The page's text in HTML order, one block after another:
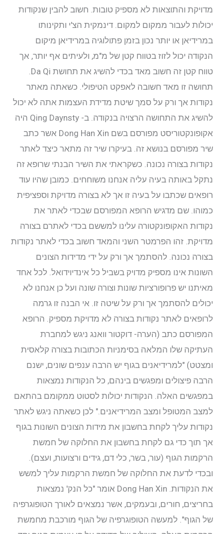
מדויקת והתוצאות לא מספיק טובות. חשוב להבין שנקודות
יכולות לעבור ממקום למקום. דינמקית הצ'י ותקינותו
במרידיאן או יותר נכון בזמן פתולוגיה במרידיאן מיקום
הנקודה יכול לזוז בטווח קטן של מ"מ, ולעיתים אף יותר, אך
טווח קטן זה חשוב מאד בכדי להשיג את תחושת Da Qi.
תחושה זו מאד חשובה לאפקט הטיפולי. כשאתה מאתר
נקודות אך ורק על סמך שיטת מדידת העצמות אתה לא יכול
להשיג את התחושה הרצויה בנקודה. ב- Qing Daynsty היה
אקופונקטוריסט מפורסם בשם Dong Han Xin אשר כתב
שיר מפורסם בנושא זה. בעיקרו שיר זה מתאר כיצד לאתר
נקודות בצורה נכונה. כשקראתי את השיר הבנתי שרופא זה
נתקל באותה בעיה עליה אנחנו משוחחים. כמובן שהיו עוד
רופאים שכתבו על בעיה זו אך לא בצורה מדויקת וספציפית
כמוהו. שם מדגיש הרופא המפורסם שבכדי לאתר את
נקודות האקופונקטורה עלינו למששם בכדי לאתרם בצורה
מדויקת. זהו הפרמטר השני והמאד חשוב בכדי לאתר נקודות
בצורה נכונה. להסתמך אך ורק על ידי מדידות הצונים
השונות אינו מספיק מדויק בשביל כל אינדיוידואל. לכל אחד
מאיתנו יש פרופורציות שונות וצורה שונה ועל כן אנחנו לא
יכולים להסתמך אך ורק על שיטה זו. אי הבנה זו גרמה
לרופאים לאתר נקודות בצורה לא מדויקת מספיק. הרופא
המפורסם כתב (הערה- דוקטור וואנג ניגש למחברת
העתיקה שלו המלאה בסימניות הכתובות בצורה קלאסית
ומצטט) "למרידיאנים בגוף יש הרבה ענפים שונים, ישנם
הרבה פיצולים ומפגשים בינהם, כל הנקודות נמצאות
במפגשים האלה. הנקודות יכולות לסטוט ממקומם בהתאם
למצב המטופל ומצב המרידיאנים." לכן כשאתה ניגש לאתר
נקודות עליך לקחת בחשבון את מידות הצונים השונות בגוף
אך תוך כדי גם לקחת בחשבון את החלוקה של חמשת
הרקמות הגוף (עור, בשר, כלי דם, גידים ורצועות, ועצם).
ובכדי לדעת את החלוקה של חמשת הרקמות עליך למשש
את הנקודות. Dong Han Xin אומר "כל הנק' נמצאות
בחריצים, חורים, ובעמקים, אשר נמצאים לאורך הטופוגרפיה
של הגוף". למעשה הטופוגרפיה של הגוף מורכבת מחמשת